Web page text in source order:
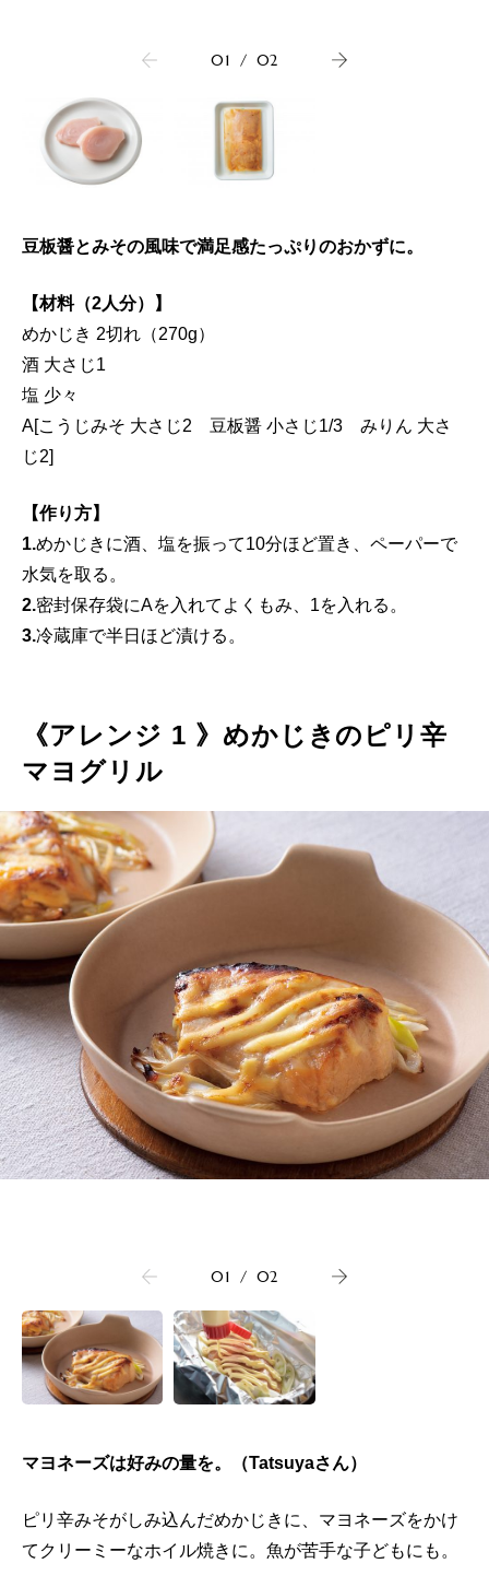
01 / 02
豆板醤とみその風味で満足感たっぷりのおかずに。
【材料（2人分）】
めかじき 2切れ（270g）
酒 大さじ1
塩 少々
A[こうじみそ 大さじ2 豆板醤 小さじ1/3 みりん 大さ
じ2]
【作り方】
1.めかじきに酒、塩を振って10分ほど置き、ペーパーで
水気を取る。
2.密封保存袋にAを入れてよくもみ、1を入れる。
3.冷蔵庫で半日ほど漬ける。
《アレンジ 1 》めかじきのピリ辛
マヨグリル
01 / 02
マヨネーズは好みの量を。（Tatsuyaさん）
ピリ辛みそがしみ込んだめかじきに、マヨネーズをかけ
てクリーミーなホイル焼きに。魚が苦手な子どもにも。